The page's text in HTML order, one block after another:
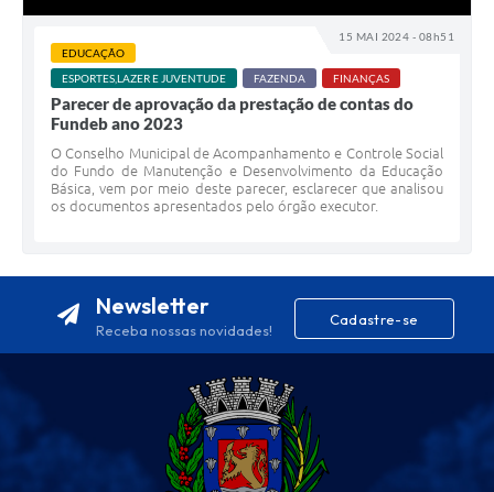
15 MAI 2024 - 08h51
EDUCAÇÃO
ESPORTES,LAZER E JUVENTUDE
FAZENDA FINANÇAS
Parecer de aprovação da prestação de contas do
Fundeb ano 2023
O Conselho Municipal de Acompanhamento e Controle Social
do Fundo de Manutenção e Desenvolvimento da Educação
Básica, vem por meio deste parecer, esclarecer que analisou
os documentos apresentados pelo órgão executor.
Newsletter
Receba nossas novidades!
Cadastre-se